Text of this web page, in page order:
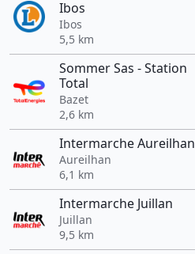
Ibos
Ibos
5,5 km
Sommer Sas - Station
Total
Bazet
2,6 km
Intermarche Aureilhan
Aureilhan
6,1 km
Intermarche Juillan
Juillan
9,5 km